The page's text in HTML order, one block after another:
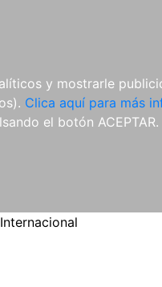
y mostrarle
Clica aquí para más
el botón ACEPTAR.
REVISTAS
CDS Y
DVDS
Internacional